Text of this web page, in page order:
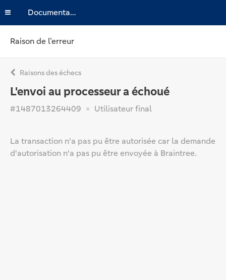
Documentation
Raison de l’erreur
Raisons des échecs
L'envoi au processeur a échoué
#1487013264409 Utilisateur final
La transaction n'a pas pu être autorisée car la demande
d'autorisation n'a pas pu être envoyée à Braintree.